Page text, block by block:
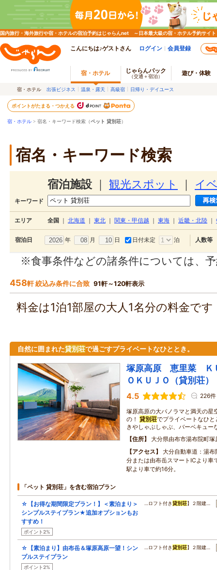
国内旅行・海外旅行や宿・ホテルの宿泊予約はじゃらんnet ～日本最大級の宿・ホテル予約サイト
こんにちは♪ゲストさん ログイン 会員登録
宿・ホテル じゃらんパック
（交通＋宿泊） 遊び・体験
宿・ホテル 出張ビジネス 温泉・露天 高級宿 日帰り・デイユース
ポイントがたまる・つかえる
宿・ホテル > 宿名・キーワード検索（ペット 貸別荘）
宿名・キーワード検索
宿泊施設 観光スポット イ
キーワード
エリア 全国 北海道 東北 関東・甲信越 東海 近畿・北陸
宿泊日 年 月 日 日付未定 泊 人数等
※食事条件などの諸条件については、
458軒 絞込み条件に合致 91軒～120軒表示
料金は1泊1部屋の大人1名分の料金で
自然に囲まれた貸別荘で過ごすプライベートなひととき。
塚原高原 恵里菜 Ｋ
ＯＫＵＪＯ（貸別荘）
4.5 226件
塚原高原の大パノラマと満天の星
の！ 貸別荘でプライベートなひ
きやしゃぶしゃぶ、バーベキュー
住所
大分県由布市湯布院町
アクセス
大分自動車道：湯
分または由布岳スマートICより車
駅より車で約16分。
「ペット 貸別荘」を含む宿泊プラン
☆【お得な期間限定プラン！】＜素泊まり＞
シンプルステイプラン★追加オプションもお
すすめ！
ポイント2%
…ロフト付き貸別荘】２階建…
☆【素泊まり】由布岳＆塚原高原一望！シン
プルステイプラン
ポイント2%
…ロフト付き貸別荘】２階建…